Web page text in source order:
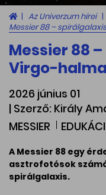
Az Univerzum hírei
Messier 88 –
Messier 88
Virgo-
2026 június 01
| Szerző: Király
MESSIER
A Messier 88 egy
asztrofotósok
spirálgalaxis.